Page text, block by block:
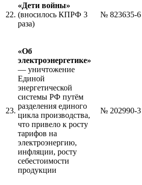
22.
«Дети войны»
(вносилось КПРФ 3
раза)
№ 823635-6
23.
«Об
электроэнергетике»
— уничтожение
Единой
энергетической
системы РФ путём
разделения единого
цикла производства,
что привело к росту
тарифов на
электроэнергию,
инфляции, росту
себестоимости
продукции
№ 202990-3